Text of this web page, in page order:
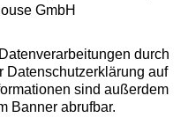
Brust
Der
für
Balconette-BHs
oder C-Körbchen
tragen.
GmbH
durch
Datenschutzerklärung auf
sind außerdem
Banner abrufbar.